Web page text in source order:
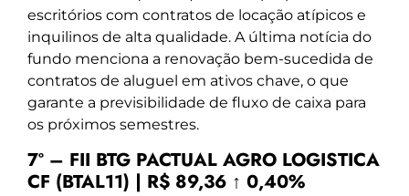
escritórios com contratos de locação atípicos e
inquilinos de alta qualidade. A última notícia do
fundo menciona a renovação bem-sucedida de
contratos de aluguel em ativos chave, o que
garante a previsibilidade de fluxo de caixa para
os próximos semestres.
7º – FII BTG PACTUAL AGRO LOGISTICA
CF (BTAL11) | R$ 89,36 ↑ 0,40%